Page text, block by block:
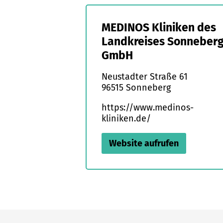
MEDINOS Kliniken des
Landkreises
GmbH
Neustadter Straße 61
96515 Sonneberg
https://www.medinos-
kliniken.de/
Website aufrufen